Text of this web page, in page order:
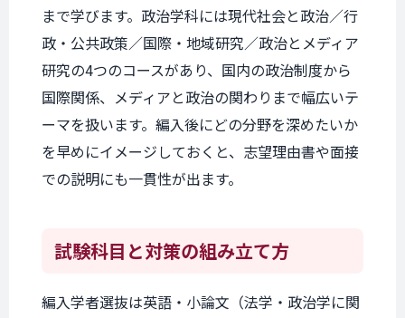
まで学びます。政治学科には現代社会と政治／行
政・公共政策／国際・地域研究／政治とメディア
研究の4つのコースがあり、国内の政治制度から
国際関係、メディアと政治の関わりまで幅広いテ
ーマを扱います。編入後にどの分野を深めたいか
を早めにイメージしておくと、志望理由書や面接
での説明にも一貫性が出ます。
試験科目と対策の組み立て方
編入学者選抜は英語・小論文（法学・政治学に関